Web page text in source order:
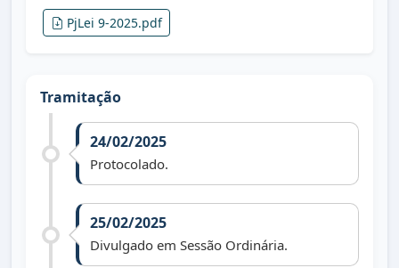
PjLei 9-2025.pdf
Tramitação
24/02/2025
Protocolado.
25/02/2025
Divulgado em Sessão Ordinária.